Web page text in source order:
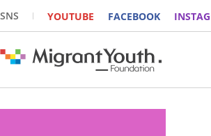
SNS YOUTUBE FACEBOOK